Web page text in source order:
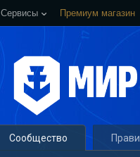
Сервисы Премиум магазин
Сообщество